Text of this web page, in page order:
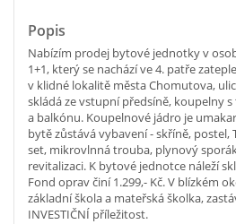
Popis
Nabízím prodej bytové jednotky v
1+1, který se nachází ve 4. patře
v klidné lokalitě města Chomutova,
skládá ze vstupní předsíně, koupelny
a balkónu. Koupelnové jádro je
bytě zůstává vybavení - skříně, postel,
set, mikrovlnná trouba, plynový
revitalizaci. K bytové jednotce náleží
Fond oprav činí 1.299,- Kč. V blízkém
základní škola a mateřská školka,
INVESTIČNÍ příležitost.